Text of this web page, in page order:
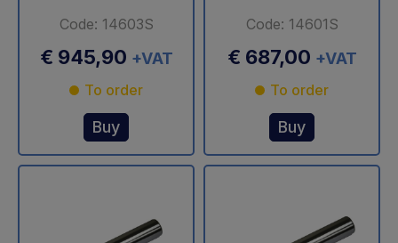
Code: 14603S
€ 945,90 +VAT
To order
Buy
Code: 14601S
€ 687,00 +VAT
To order
Buy